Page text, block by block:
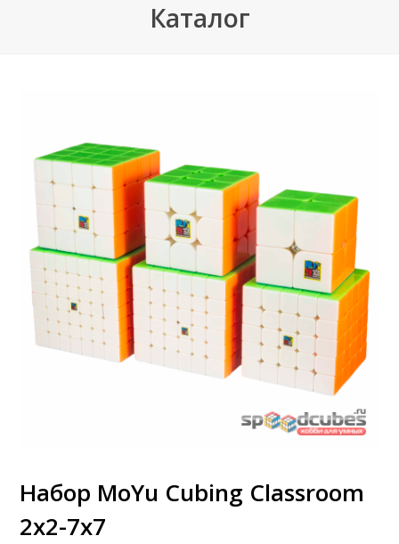
Каталог
Набор MoYu Cubing Classroom
2x2-7x7